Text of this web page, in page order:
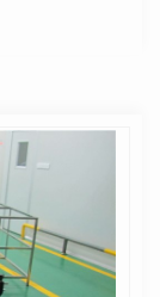
。肉松饼…